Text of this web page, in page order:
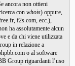
ancora non ottieni
con whois) oppure,
f2s.com, ecc.),
ha assolutamente alcun
e da chi viene utilizzata
in relazione a
o al software
Group riguardanti l’uso